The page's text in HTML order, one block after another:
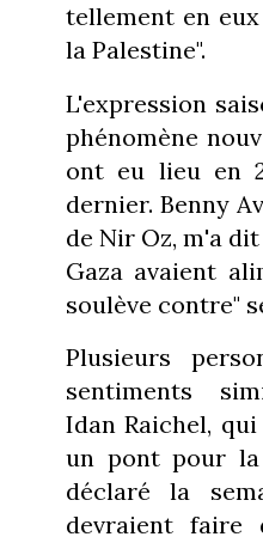
tellement en
la Palestine".
L'expression
phénomène
ont eu lieu en
dernier. Benny
de Nir Oz, m'a
Gaza avaient
soulève contre"
Plusieurs
sentiments
Idan Raichel,
un pont pour la
déclaré la
devraient faire